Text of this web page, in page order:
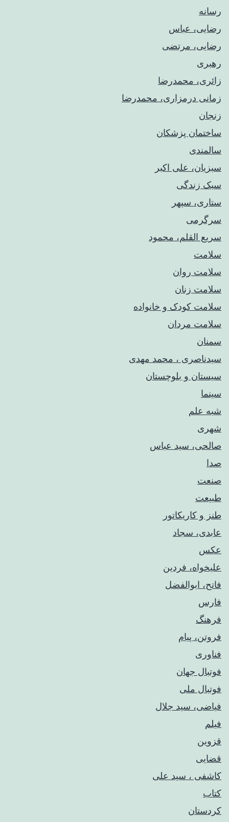
رسانه
رضایی، عباس
رضایی، مرتضی
رهبری
زائری، محمدرضا
زمانی درمزاری، محمدرضا
زنجان
ساختمان پزشکان
سالمندی
سبزیان، علی اکبر
سبک زندگی
ستاری، سپهر
سرگرمی
سریع القلم، محمود
سلامت
سلامت روان
سلامت زنان
سلامت کودک‌ و خانواده
سلامت مردان
سمنان
سیدناصری ، محمد مهدی
سیستان و بلوچستان
سینما
شبه علم
شهری
صالحی، سید عباس
صدا
صنعت
طبیعت
طنز و کاریکاتور
عابدی، سجاد
عکس
علیخواه، فردین
فاتح، ابوالفضل
فارس
فرهنگ
فروتن، پیام
فناوری
فوتبال جهان
فوتبال ملی
فیاضی، سید جلال
فیلم
قزوین
قضایی
کاشفی ، سید علی
کتاب
کردستان